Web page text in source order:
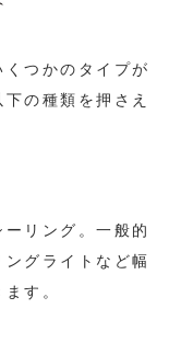
つかのタイプが
の種類を押さえ
リング。一般的
グライトなど幅
す。